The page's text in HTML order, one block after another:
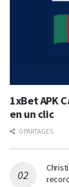
1xBet APK
en un clic
0 PARTAGES